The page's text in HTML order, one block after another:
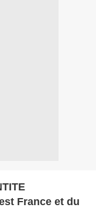
France et du